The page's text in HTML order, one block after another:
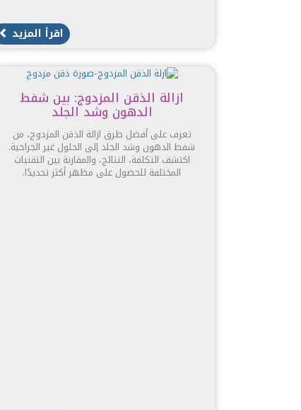
اقرأ المزيد
ازالة الذقن المزدوج: بين شفط
الدهون وشد الجلد
تعرف على أفضل طرق ازالة الذقن المزدوج، من
شفط الدهون وشد الجلد إلى الحلول غير الجراحية.
اكتشف التكلفة، النتائج، والمقارنة بين التقنيات
المختلفة للحصول على مظهر أكثر تحديدًا.